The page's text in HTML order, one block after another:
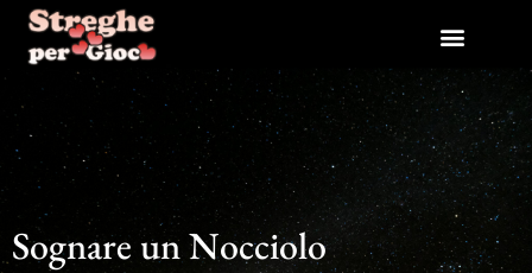
contenuto
Sognare un Nocciolo